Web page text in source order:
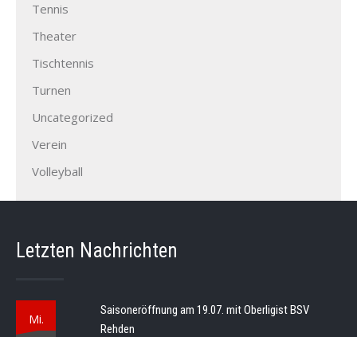
Tennis
Theater
Tischtennis
Turnen
Uncategorized
Verein
Volleyball
Letzten Nachrichten
Mi.
Saisoneröffnung am 19.07. mit Oberligist BSV
Rehden